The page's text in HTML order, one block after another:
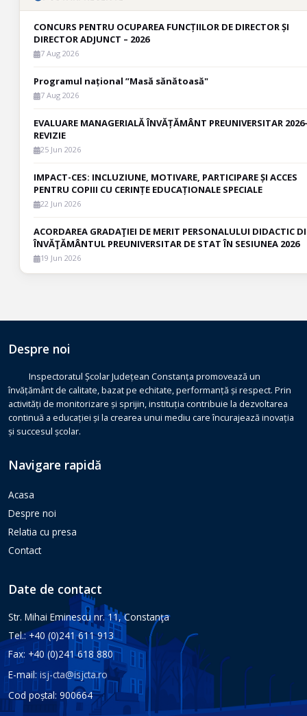
CONCURS PENTRU OCUPAREA FUNCȚIILOR DE DIRECTOR ȘI
DIRECTOR ADJUNCT – 2026
7 Aug 2026
Programul național ”Masă sănătoasă"
7 Aug 2026
EVALUARE MANAGERIALĂ ÎNVĂȚĂMÂNT PREUNIVERSITAR 2026-
REVIZIE
25 Jun 2026
IMPACT-CES: INCLUZIUNE, MOTIVARE, PARTICIPARE ȘI ACCES
PENTRU COPIII CU CERINȚE EDUCAȚIONALE SPECIALE
22 Jun 2026
ACORDAREA GRADAŢIEI DE MERIT PERSONALULUI DIDACTIC
ÎNVĂŢĂMÂNTUL PREUNIVERSITAR DE STAT ÎN SESIUNEA 2026
19 Jun 2026
Despre noi
Inspectoratul Școlar Județean Constanța promovează un
învățământ de calitate, bazat pe echitate, performanță și respect. Prin
activități de monitorizare și sprijin, instituția contribuie la dezvoltarea
continuă a educației și la crearea unui mediu care încurajează inovația
și succesul școlar.
Navigare rapidă
Acasa
Despre noi
Relatia cu presa
Contact
Date de contact
Str. Mihai Eminescu nr. 11, Constanţa
Tel.: +40 (0)241 611 913
Fax: +40 (0)241 618 880
E-mail:isj-cta@isjcta.ro
Cod poștal: 900664